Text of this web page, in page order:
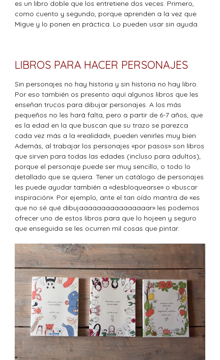
es un libro doble que los entretiene dos veces. Primero,
como cuento y segundo, porque aprenden a la vez que
Migue y lo ponen en práctica. Lo pueden usar sin ayuda.
LIBROS PARA HACER PERSONAJES
Sin personajes no hay historia y sin historia no hay libro.
Por eso también os presento aquí algunos libros que les
enseñan trucos para dibujar personajes. A los más
pequeños no les hará falta, pero a partir de 6-7 años, que
es la edad en la que buscan que su trazo se parezca
cada vez más a la «realidad», pueden venirles muy bien.
Además, al trabajar los personajes «por pasos» son libros
que sirven para todas las edades (incluso para adultos),
porque el personaje puede ser muy sencillo, o todo lo
detallado que se quiera. Tener un catálogo de personajes
les puede ayudar también a «desbloquearse» o «buscar
inspiración». Por ejemplo, ante el tan oído mantra de «es
que no sé qué dibujaaaaaaaaaaaaaaaar» les podemos
ofrecer uno de estos libros para que lo hojeen y seguro
que enseguida se les ocurren mil cosas que pintar.